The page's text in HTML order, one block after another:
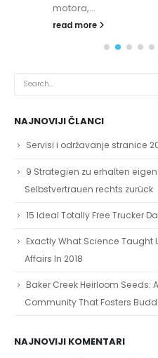
motora,...
read more
NAJNOVIJI ČLANCI
Servisi i održavanje stranice
9 Strategien zu erhalten
Selbstvertrauen rechts zurück
15 Ideal Totally Free Trucker
Exactly What Science Taught
Affairs In 2018
Baker Creek Heirloom Seeds:
Community That Fosters
NAJNOVIJI KOMENTARI